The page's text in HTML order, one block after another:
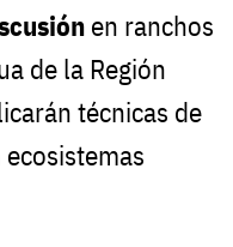
en ranchos
de la Región
técnicas de